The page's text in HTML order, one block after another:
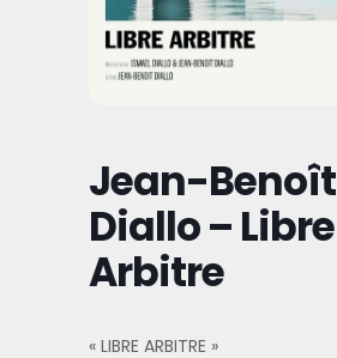
Jean-Benoît
Diallo – Libre
Arbitre
« LIBRE ARBITRE »